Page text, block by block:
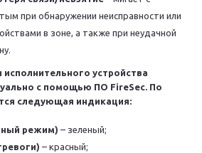
при обнаружении неисправности или
в зоне, а также при неудачной
устройства
с помощью ПО FireSec. По
следующая индикация:
режим) – зеленый;
– красный;